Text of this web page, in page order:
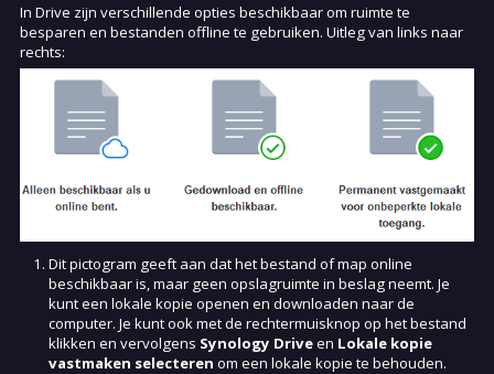
In Drive zijn verschillende opties beschikbaar om ruimte te
besparen en bestanden offline te gebruiken. Uitleg van links naar
rechts:
Dit pictogram geeft aan dat het bestand of map online
beschikbaar is, maar geen opslagruimte in beslag neemt. Je
kunt een lokale kopie openen en downloaden naar de
computer. Je kunt ook met de rechtermuisknop op het bestand
klikken en vervolgens Synology Driveen Lokale kopie
vastmaken selecteren om een lokale kopie te behouden.